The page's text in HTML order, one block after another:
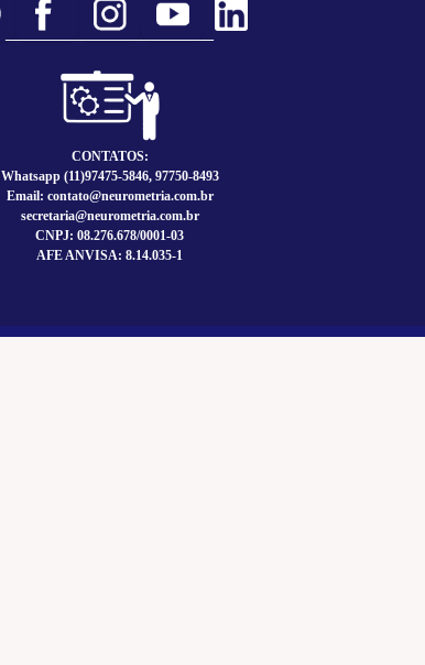
___________________________
CONTATOS:
Whatsapp (11)97475-5846, 97750-8493
Email: contato@neurometria.com.br
secretaria@neurometria.com.br
CNPJ: 08.276.678/0001-03
AFE ANVISA: 8.14.035-1